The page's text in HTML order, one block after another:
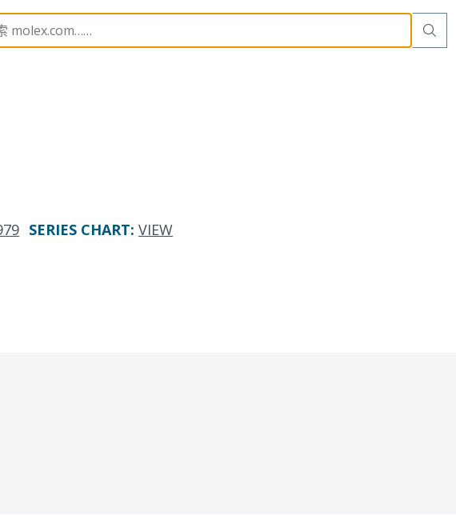
Connector Housings 205979 2059792050
SERIES CHART: VIEW